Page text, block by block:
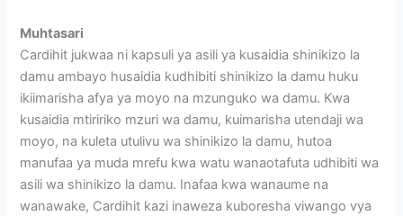
Muhtasari
Cardihit jukwaa ni kapsuli ya asili ya kusaidia shinikizo la
damu ambayo husaidia kudhibiti shinikizo la damu huku
ikiimarisha afya ya moyo na mzunguko wa damu. Kwa
kusaidia mtiririko mzuri wa damu, kuimarisha utendaji wa
moyo, na kuleta utulivu wa shinikizo la damu, hutoa
manufaa ya muda mrefu kwa watu wanaotafuta udhibiti wa
asili wa shinikizo la damu. Inafaa kwa wanaume na
wanawake, Cardihit kazi inaweza kuboresha viwango vya